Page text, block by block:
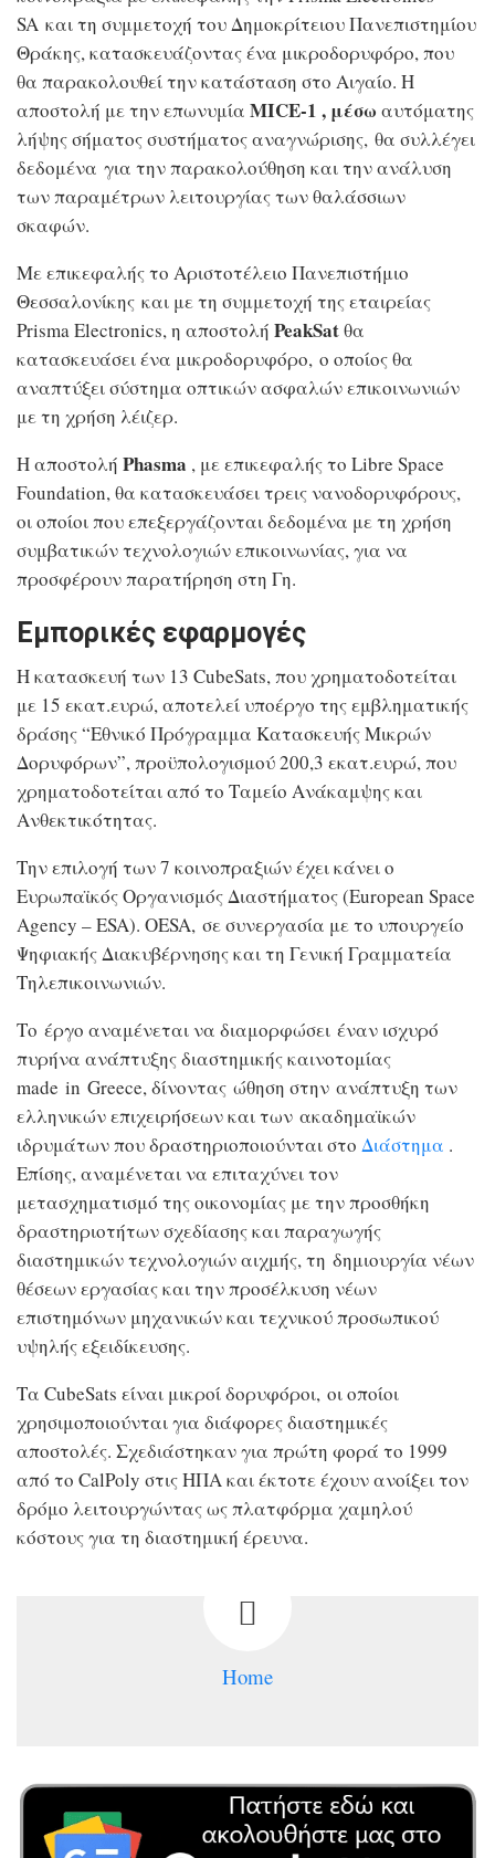
SA και τη συμμετοχή του Δημοκρίτειου Πανεπιστημίου
Θράκης, κατασκευάζοντας ένα μικροδορυφόρο, που
θα παρακολουθεί την κατάσταση στο Αιγαίο. Η
αποστολή με την επωνυμία MICE-1 , μέσω αυτόματης
λήψης σήματος συστήματος αναγνώρισης, θα συλλέγει
δεδομένα για την παρακολούθηση και την ανάλυση
των παραμέτρων λειτουργίας των θαλάσσιων
σκαφών.
Με επικεφαλής το Αριστοτέλειο Πανεπιστήμιο
Θεσσαλονίκης και με τη συμμετοχή της εταιρείας
Prisma Electronics, η αποστολή PeakSatθα
κατασκευάσει ένα μικροδορυφόρο, ο οποίος θα
αναπτύξει σύστημα οπτικών ασφαλών επικοινωνιών
με τη χρήση λέιζερ.
Η αποστολή Phasma , με επικεφαλής το Libre Space
Foundation, θα κατασκευάσει τρεις νανοδορυφόρους,
οι οποίοι που επεξεργάζονται δεδομένα με τη χρήση
συμβατικών τεχνολογιών επικοινωνίας, για να
προσφέρουν παρατήρηση στη Γη.
Εμπορικές εφαρμογές
Η κατασκευή των 13 CubeSats, που χρηματοδοτείται
με 15 εκατ.ευρώ, αποτελεί υποέργο της εμβληματικής
δράσης “Εθνικό Πρόγραμμα Κατασκευής Μικρών
Δορυφόρων”, προϋπολογισμού 200,3 εκατ.ευρώ, που
χρηματοδοτείται από το Ταμείο Ανάκαμψης και
Ανθεκτικότητας.
Την επιλογή των 7 κοινοπραξιών έχει κάνει ο
Ευρωπαϊκός Οργανισμός Διαστήματος (European Space
Agency – ESA). ΟESA, σε συνεργασία με το υπουργείο
Ψηφιακής Διακυβέρνησης και τη Γενική Γραμματεία
Τηλεπικοινωνιών.
Το έργο αναμένεται να διαμορφώσει έναν ισχυρό
πυρήνα ανάπτυξης διαστημικής καινοτομίας
made in Greece, δίνοντας ώθηση στην ανάπτυξη των
ελληνικών επιχειρήσεων και των ακαδημαϊκών
ιδρυμάτων που δραστηριοποιούνται στο Διάστημα .
Επίσης, αναμένεται να επιταχύνει τον
μετασχηματισμό της οικονομίας με την προσθήκη
δραστηριοτήτων σχεδίασης και παραγωγής
διαστημικών τεχνολογιών αιχμής, τη δημιουργία νέων
θέσεων εργασίας και την προσέλκυση νέων
επιστημόνων μηχανικών και τεχνικού προσωπικού
υψηλής εξειδίκευσης.
Τα CubeSats είναι μικροί δορυφόροι, οι οποίοι
χρησιμοποιούνται για διάφορες διαστημικές
αποστολές. Σχεδιάστηκαν για πρώτη φορά το 1999
από το CalPoly στις ΗΠΑ και έκτοτε έχουν ανοίξει τον
δρόμο λειτουργώντας ως πλατφόρμα χαμηλού
κόστους για τη διαστημική έρευνα.
Home